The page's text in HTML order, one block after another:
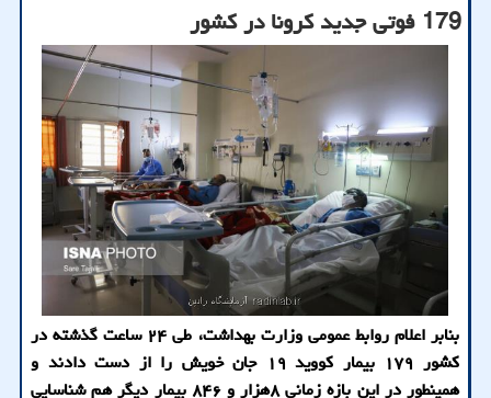
179 فوتی جدید كرونا در كشور
بنابر اعلام روابط عمومی وزارت بهداشت، طی ۲۴ ساعت گذشته در
کشور ۱۷۹ بیمار کووید ۱۹ جان خویش را از دست دادند و
همینطور در این بازه زمانی ۸هزار و ۸۴۶ بیمار دیگر هم شناسایی